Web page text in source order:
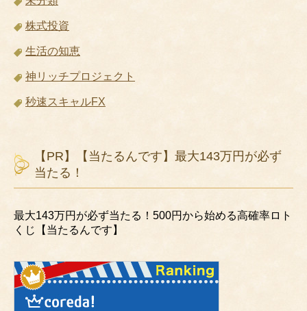
株式投資
生活の知恵
神リッチプロジェクト
秒速スキャルFX
【PR】【当たるんです】最大143万円が必ず
当たる！
最大143万円が必ず当たる！500円から始める高確率ロト
くじ【当たるんです】